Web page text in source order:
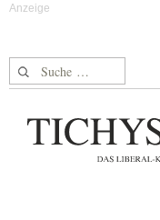
Suche nach: